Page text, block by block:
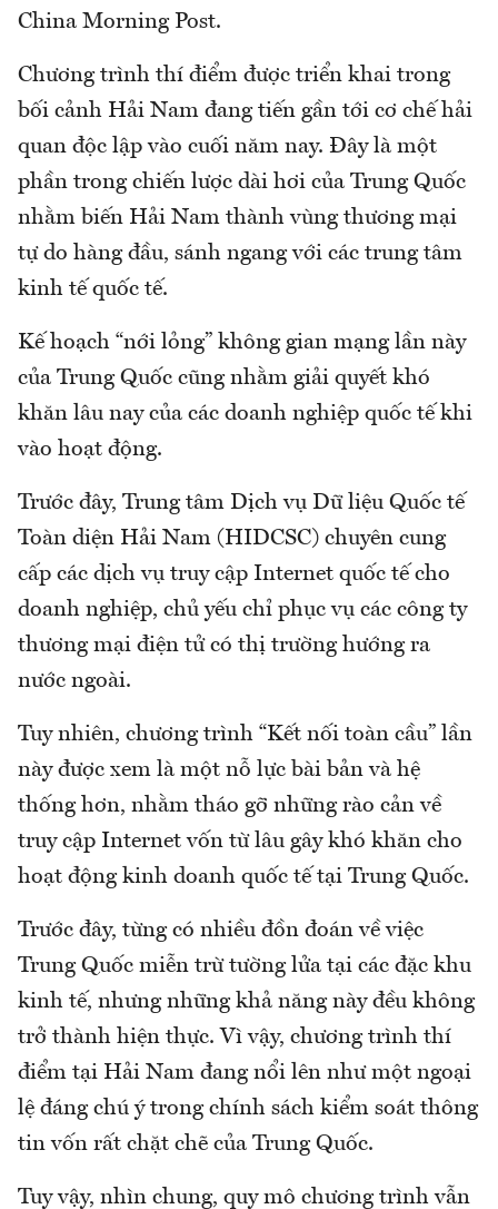
China Morning Post.
Chương trình thí điểm được triển khai trong
bối cảnh Hải Nam đang tiến gần tới cơ chế hải
quan độc lập vào cuối năm nay. Đây là một
phần trong chiến lược dài hơi của Trung Quốc
nhằm biến Hải Nam thành vùng thương mại
tự do hàng đầu, sánh ngang với các trung tâm
kinh tế quốc tế.
Kế hoạch “nới lỏng” không gian mạng lần này
của Trung Quốc cũng nhằm giải quyết khó
khăn lâu nay của các doanh nghiệp quốc tế khi
vào hoạt động.
Trước đây, Trung tâm Dịch vụ Dữ liệu Quốc tế
Toàn diện Hải Nam (HIDCSC) chuyên cung
cấp các dịch vụ truy cập Internet quốc tế cho
doanh nghiệp, chủ yếu chỉ phục vụ các công ty
thương mại điện tử có thị trường hướng ra
nước ngoài.
Tuy nhiên, chương trình “Kết nối toàn cầu” lần
này được xem là một nỗ lực bài bản và hệ
thống hơn, nhằm tháo gỡ những rào cản về
truy cập Internet vốn từ lâu gây khó khăn cho
hoạt động kinh doanh quốc tế tại Trung Quốc.
Trước đây, từng có nhiều đồn đoán về việc
Trung Quốc miễn trừ tường lửa tại các đặc khu
kinh tế, nhưng những khả năng này đều không
trở thành hiện thực. Vì vậy, chương trình thí
điểm tại Hải Nam đang nổi lên như một ngoại
lệ đáng chú ý trong chính sách kiểm soát thông
tin vốn rất chặt chẽ của Trung Quốc.
Tuy vậy, nhìn chung, quy mô chương trình vẫn